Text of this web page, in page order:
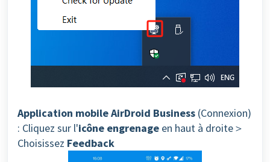
Application mobile AirDroid Business (Connexion)
: Cliquez sur l'icône engrenage en haut à droite＞
Choisissez Feedback